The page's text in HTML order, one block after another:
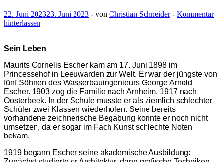
22. Juni 202323. Juni 2023 - von Christian Schneider- Kommentar
hinterlassen
Sein Leben
Maurits Cornelis Escher kam am 17. Juni 1898 im
Princessehof in Leeuwarden zur Welt. Er war der jüngste von
fünf Söhnen des Wasserbauingenieurs George Arnold
Escher. 1903 zog die Familie nach Arnheim, 1917 nach
Oosterbeek. In der Schule musste er als ziemlich schlechter
Schüler zwei Klassen wiederholen. Seine bereits
vorhandene zeichnerische Begabung konnte er noch nicht
umsetzen, da er sogar im Fach Kunst schlechte Noten
bekam.
1919 begann Escher seine akademische Ausbildung: